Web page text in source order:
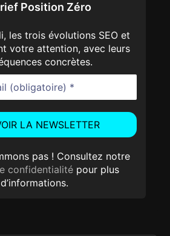
Position Zéro
les trois évolutions SEO et
votre attention, avec leurs
concrètes.
pas ! Consultez notre
confidentialitépour plus
d’informations.